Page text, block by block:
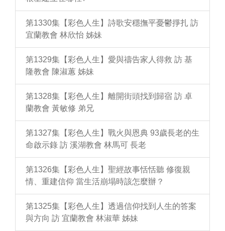
第1330集【彩色人生】詩歌安穩撫平憂鬱掙扎 訪
宜蘭教會 林欣怡 姊妹
第1329集【彩色人生】愛與禱告家人得救 訪 基
隆教會 陳淑蕙 姊妹
第1328集【彩色人生】離開街頭找到歸宿 訪 卓
蘭教會 黃敏修 弟兄
第1327集【彩色人生】戰火與恩典 93歲長老的生
命啟示錄 訪 溪湖教會 林馬可 長老
第1326集【彩色人生】聖經故事恬恬聽 修復親
情、重建信仰 當生活崩塌時該怎麼辦？
第1325集【彩色人生】透過信仰找到人生的答案
與方向 訪 宜蘭教會 林淑華 姊妹